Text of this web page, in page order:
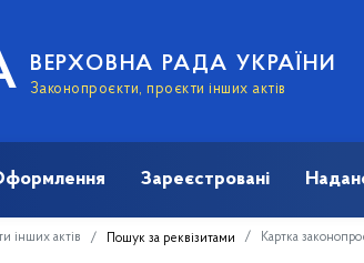
ВЕРХОВНА РАДА УКРАЇНИ
Законопроєкти, проєкти інших актів
Зареєстровані
інших актів Пошук за реквізитами Картка